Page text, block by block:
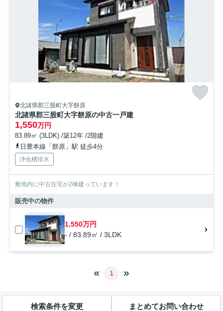
北諸県郡三股町大字餅原
北諸県郡三股町大字餅原の中古一戸建
1,550万円
83.89㎡ (3LDK) /築12年 /2階建
日豊本線「餅原」駅 徒歩4分
浄化槽排水
敷地内に中古住宅が2棟建っています！
販売中の物件
1,550万円
- / 83.89㎡ / 3LDK
1
検索条件を変更 まとめてお問い合わせ